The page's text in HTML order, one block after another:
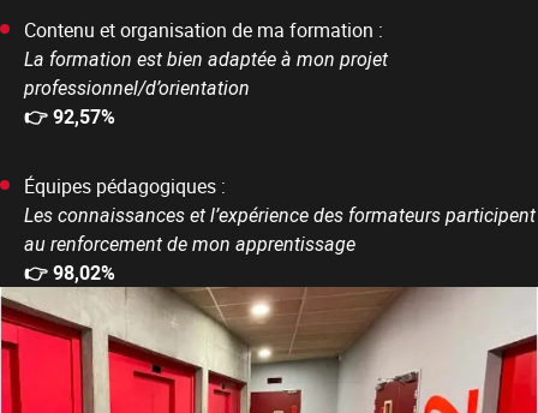
Contenu et organisation de ma formation :
La formation est bien adaptée à mon projet
professionnel/d’orientation
👉 92,57%
Équipes pédagogiques :
Les connaissances et l’expérience des formateurs participent
au renforcement de mon apprentissage
👉 98,02%